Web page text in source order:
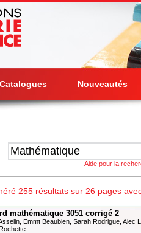
Catalogues Nouveautés
Aide pour la
255 résultats sur 26 pages
mathématique 3051 corrigé 2
Emmt Beaubien, Sarah Rodrigue, Alec